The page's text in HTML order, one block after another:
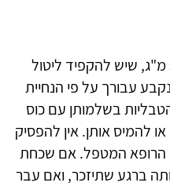
דרולוטמיד היא טבליה של 300 מ"ג, שיש להקפיד ליטול
עבורך על פי הנחיית
בשלמותן עם כוס
להמיס אותן. אין להפסיק
הרופא המטפל. אם שכחת
ברגע שתיזכר, ואם עבר